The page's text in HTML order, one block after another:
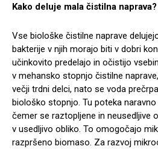
Kako deluje mala čistilna naprava?
Vse biološke čistilne naprave
bakterije v njih morajo biti v dobri
učinkovito predelajo in očistijo
v mehansko stopnjo čistilne
večji trdni delci, nato se voda
biološko stopnjo. Tu poteka
čemer se raztopljene in neusedljive
v usedljivo obliko. To omogočajo
razpršeno biomaso. Za razvoj